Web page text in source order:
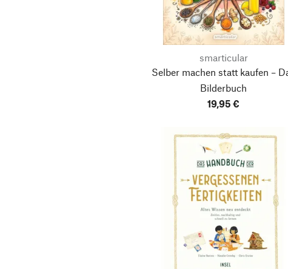
smarticular
Selber machen statt kaufen –
Bilderbuch
19,95 €